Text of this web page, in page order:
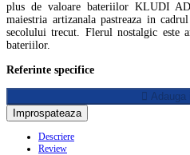
plus de valoare bateriilor KLUDI
maiestria artizanala pastreaza in
secolului trecut. Flerul nostalgic este
bateriilor.
Referinte specifice
Adauga
Descriere
Review